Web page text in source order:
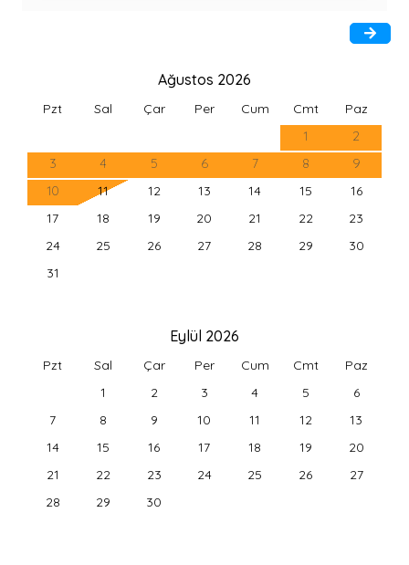
Ağustos 2026
Pzt Sal Çar Per Cum Cmt
Paz
1
2
3
4 5 6 7 8
9
10
11 12 13 14 15
16
17
18 19 20 21 22
23
24
25 26 27 28 29
30
31
Eylül 2026
Pzt Sal Çar Per Cum Cmt
Paz
1
2 3 4 5
6
7
8 9 10 11 12
13
14
15 16 17 18 19
20
21
22 23 24 25 26
27
28
29 30